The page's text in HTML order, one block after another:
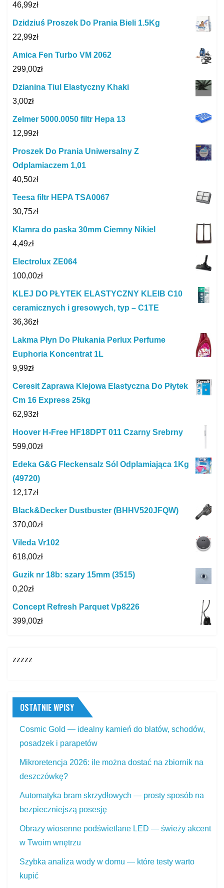
46,99zł
Dzidziuś Proszek Do Prania Bieli 1.5Kg
22,99zł
Amica Fen Turbo VM 2062
299,00zł
Dzianina Tiul Elastyczny Khaki
3,00zł
Zelmer 5000.0050 filtr Hepa 13
12,99zł
Proszek Do Prania Uniwersalny Z
Odplamiaczem 1,01
40,50zł
Teesa filtr HEPA TSA0067
30,75zł
Klamra do paska 30mm Ciemny Nikiel
4,49zł
Electrolux ZE064
100,00zł
KLEJ DO PŁYTEK ELASTYCZNY KLEIB C10
ceramicznych i gresowych, typ – C1TE
36,36zł
Lakma Płyn Do Płukania Perlux Perfume
Euphoria Koncentrat 1L
9,99zł
Ceresit Zaprawa Klejowa Elastyczna Do Płytek
Cm 16 Express 25kg
62,93zł
Hoover H-Free HF18DPT 011 Czarny Srebrny
599,00zł
Edeka G&G Fleckensalz Sól Odplamiająca 1Kg
(49720)
12,17zł
Black&Decker Dustbuster (BHHV520JFQW)
370,00zł
Vileda Vr102
618,00zł
Guzik nr 18b: szary 15mm (3515)
0,20zł
Concept Refresh Parquet Vp8226
399,00zł
zzzzz
OSTATNIE WPISY
Cosmic Gold — idealny kamień do blatów, schodów,
posadzek i parapetów
Mikroretencja 2026: ile można dostać na zbiornik na
deszczówkę?
Automatyka bram skrzydłowych — prosty sposób na
bezpieczniejszą posesję
Obrazy wiosenne podświetlane LED — świeży akcent
w Twoim wnętrzu
Szybka analiza wody w domu — które testy warto
kupić